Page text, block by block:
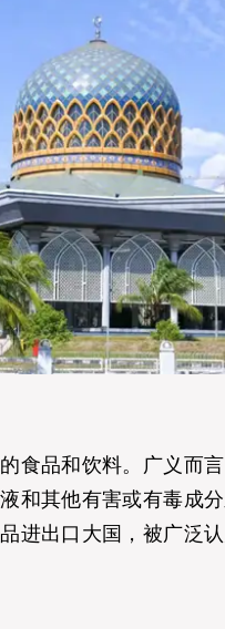
食品和饮料。广义而
和其他有害或有毒成
进出口大国，被广泛